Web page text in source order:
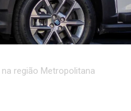
o
com